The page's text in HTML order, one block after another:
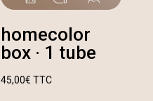
homecolor
box · 1 tube
45,00€ TTC